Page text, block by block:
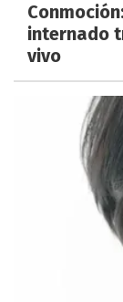
internado
vivo